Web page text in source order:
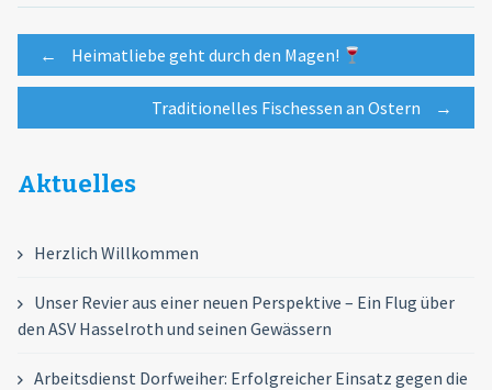
Post
navigation
← Heimatliebe geht durch den Magen!
Traditionelles Fischessen an Ostern →
Aktuelles
Herzlich Willkommen
Unser Revier aus einer neuen Perspektive – Ein Flug über
den ASV Hasselroth und seinen Gewässern
Arbeitsdienst Dorfweiher: Erfolgreicher Einsatz gegen die